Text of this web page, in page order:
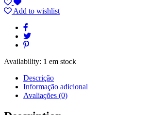
Add to wishlist
Availability: 1 em stock
Descrição
Informação adicional
Avaliações (0)